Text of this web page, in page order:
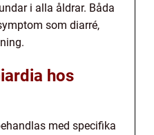
i alla åldrar. Båda
som diarré,
hos
med specifika